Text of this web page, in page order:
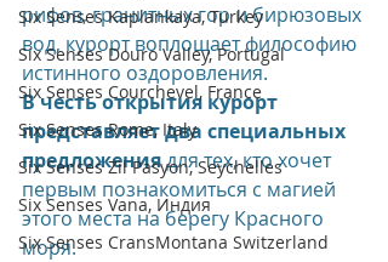
Six Senses Kaplankaya, Turkey
Six Senses Douro Valley, Portugal
Six Senses Courchevel, France
Six Senses Rome, Italy
Six Senses Zil Pasyon, Seychelles
Six Senses Vana, Индия
Six Senses CransMontana Switzerland
рифов, гранитных гор и бирюзовых
вод, курорт воплощает философию
истинного оздоровления.
В честь открытия курорт
представляет два специальных
предложения для тех, кто хочет
первым познакомиться с магией
этого места на берегу Красного
моря.